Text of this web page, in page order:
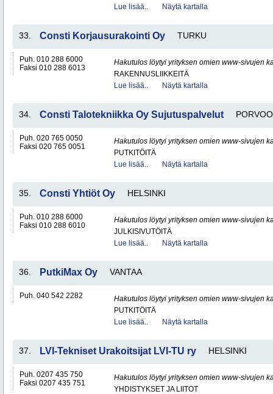
Lue lisää..
Näytä kartalla
33. Consti Korjausurakointi Oy TURKU
Puh. 010 288 6000
Faksi 010 288 6013
Hakutulos löytyi yrityksen omien www-sivujen
RAKENNUSLIIKKEITÄ
Lue lisää..
Näytä kartalla
34. Consti Talotekniikka Oy Sujutuspalvelut PORVOO
Puh. 020 765 0050
Faksi 020 765 0051
Hakutulos löytyi yrityksen omien www-sivujen
PUTKITÖITÄ
Lue lisää..
Näytä kartalla
35. Consti Yhtiöt Oy HELSINKI
Puh. 010 288 6000
Faksi 010 288 6010
Hakutulos löytyi yrityksen omien www-sivujen
JULKISIVUTÖITÄ
Lue lisää..
Näytä kartalla
36. PutkiMax Oy VANTAA
Puh. 040 542 2282
Hakutulos löytyi yrityksen omien www-sivujen
PUTKITÖITÄ
Lue lisää..
Näytä kartalla
37. LVI-Tekniset Urakoitsijat LVI-TU ry HELSINKI
Puh. 0207 435 750
Faksi 0207 435 751
Hakutulos löytyi yrityksen omien www-sivujen
YHDISTYKSET JA LIITOT